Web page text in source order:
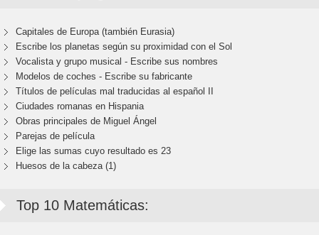
Capitales de Europa (también Eurasia)
Escribe los planetas según su proximidad con el Sol
Vocalista y grupo musical - Escribe sus nombres
Modelos de coches - Escribe su fabricante
Títulos de películas mal traducidas al español II
Ciudades romanas en Hispania
Obras principales de Miguel Ángel
Parejas de película
Elige las sumas cuyo resultado es 23
Huesos de la cabeza (1)
Top 10 Matemáticas: